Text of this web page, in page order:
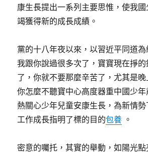
康生長提出一系列主要思惟，使我
竭獲得新的成長成績。
黨的十八年夜以來，以習近平同道為
我跟你說過很多次了，寶寶現在掙
了，你就不要那麼辛苦了，尤其是晚
你怎麼不聽寶中心高度器重中國少
熱關心少年兒童安康生長，為新情
工作成長指明了標的目的包養 。
密意的囑托，其實的舉動，如陽光